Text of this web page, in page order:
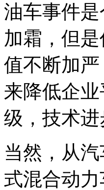
油车事件
加霜，但
值不断加
来降低企
级，技术
当然，从
式混合动